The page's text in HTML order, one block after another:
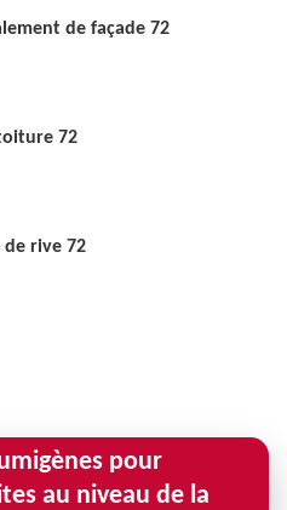
de façade 72
72
de rive 72
pour
au niveau de la